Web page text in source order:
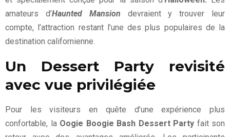
amateurs d’Haunted Mansion devraient y trouver leur
compte, l’attraction restant l’une des plus populaires de la
destination californienne.
Un Dessert Party revisité
avec vue privilégiée
Pour les visiteurs en quête d’une expérience plus
confortable, la Oogie Boogie Bash Dessert Party fait son